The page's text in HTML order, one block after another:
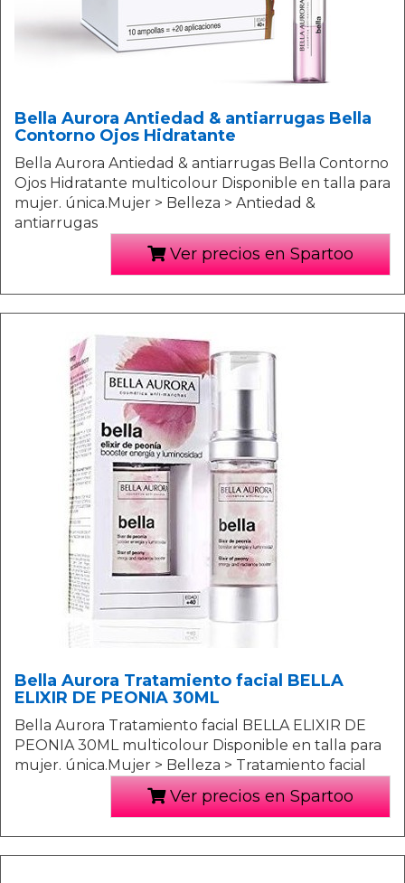
Bella Aurora Antiedad & antiarrugas Bella
Contorno Ojos Hidratante
Bella Aurora Antiedad & antiarrugas Bella Contorno
Ojos Hidratante multicolour Disponible en talla para
mujer. única.Mujer > Belleza > Antiedad &
antiarrugas
Ver precios en Spartoo
Bella Aurora Tratamiento facial BELLA
ELIXIR DE PEONIA 30ML
Bella Aurora Tratamiento facial BELLA ELIXIR DE
PEONIA 30ML multicolour Disponible en talla para
mujer. única.Mujer > Belleza > Tratamiento facial
Ver precios en Spartoo